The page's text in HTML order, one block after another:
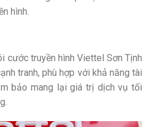
hình.
cước truyền hình Viettel Sơn Tịnh
tranh, phù hợp với khả năng tài
bảo mang lại giá trị dịch vụ tối